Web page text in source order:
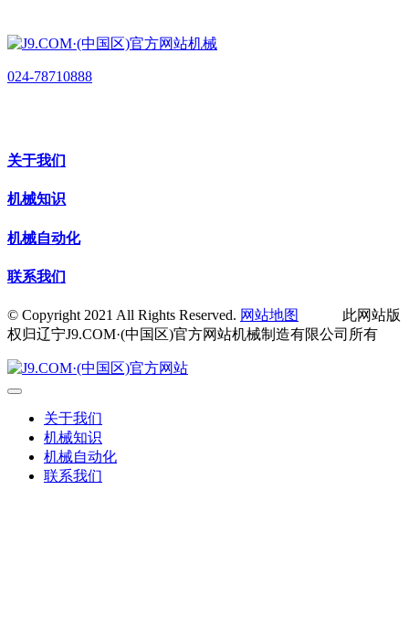
024-78710888
关于我们
机械知识
机械自动化
联系我们
© Copyright 2021 All Rights Reserved. 网站地图
此网站版
权归辽宁J9.COM·(中国区)官方网站机械制造有限公司所有
关于我们
机械知识
机械自动化
联系我们